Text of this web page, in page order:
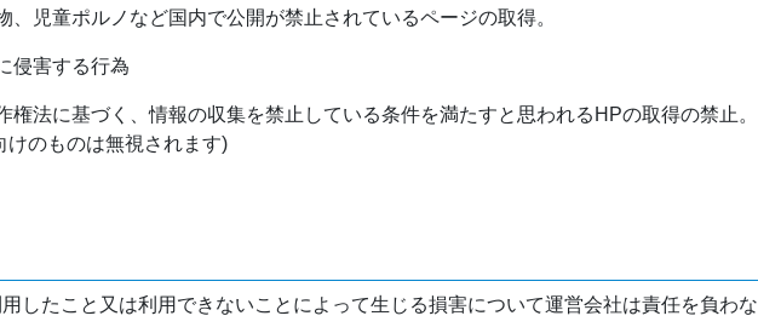
、児童ポルノなど国内で公開が禁止されているページの取得。
侵害する行為
権法に基づく、情報の収集を禁止している条件を満たすと思われるHPの取得の禁止。
けのものは無視されます)
用したこと又は利用できないことによって生じる損害について運営会社は責任を負わな